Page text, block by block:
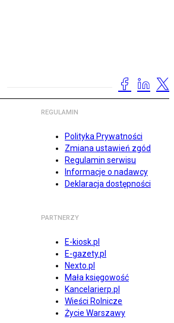
REGULAMIN
Polityka Prywatności
Zmiana ustawień zgód
Regulamin serwisu
Informacje o nadawcy
Deklaracja dostępności
PARTNERZY
E-kiosk.pl
E-gazety.pl
Nexto.pl
Mała księgowość
Kancelarierp.pl
Wieści Rolnicze
Życie Warszawy